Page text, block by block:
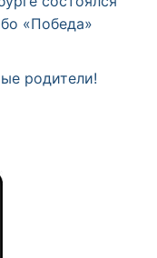
«Победа»
родители!